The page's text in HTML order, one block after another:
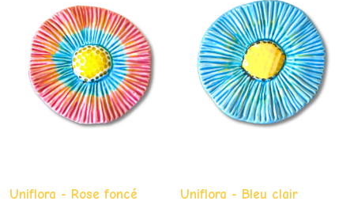
Uniflora - Rose foncé Uniflora - Bleu clair